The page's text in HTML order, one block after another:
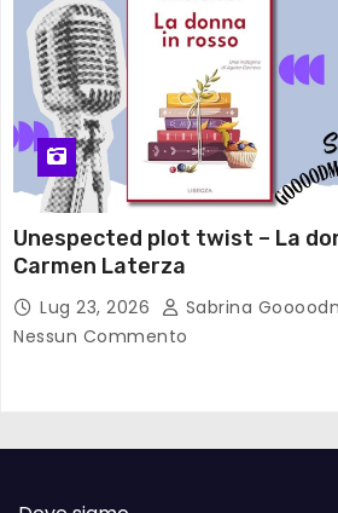
Unespected plot twist – La
Carmen Laterza
Lug 23, 2026
Sabrina
Nessun Commento